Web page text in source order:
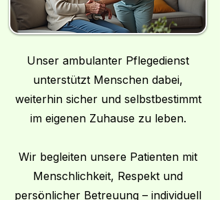
Unser ambulanter Pflegedienst
unterstützt Menschen dabei,
weiterhin sicher und selbstbestimmt
im eigenen Zuhause zu leben.
Wir begleiten unsere Patienten mit
Menschlichkeit, Respekt und
persönlicher Betreuung – individuell